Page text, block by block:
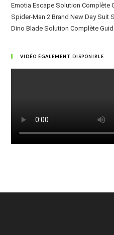
Emotia Escape Solution Complète
Spider-Man 2 Brand New Day Suit
Dino Blade Solution Complète
VIDÉO ÉGALEMENT DISPONIBLE